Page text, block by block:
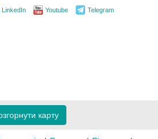
LinkedIn Youtube Telegram
карту